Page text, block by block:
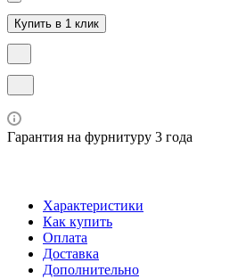
Купить в 1 клик
Гарантия на фурнитуру 3 года
Характеристики
Как купить
Оплата
Доставка
Дополнительно